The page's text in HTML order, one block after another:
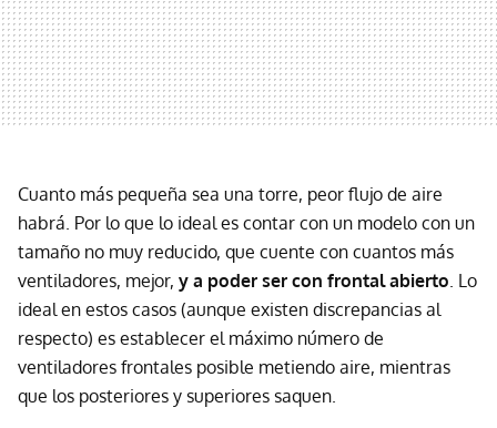
Cuanto más pequeña sea una torre, peor flujo de aire
habrá. Por lo que lo ideal es contar con un modelo con un
tamaño no muy reducido, que cuente con cuantos más
ventiladores, mejor, y a poder ser con frontal abierto . Lo
ideal en estos casos (aunque existen discrepancias al
respecto) es establecer el máximo número de
ventiladores frontales posible metiendo aire, mientras
que los posteriores y superiores saquen.